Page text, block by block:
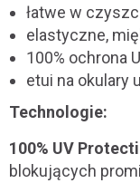
łatwe w
elastyczne,
100% ochrona
etui na okulary
Technologie:
100% UV
blokujących